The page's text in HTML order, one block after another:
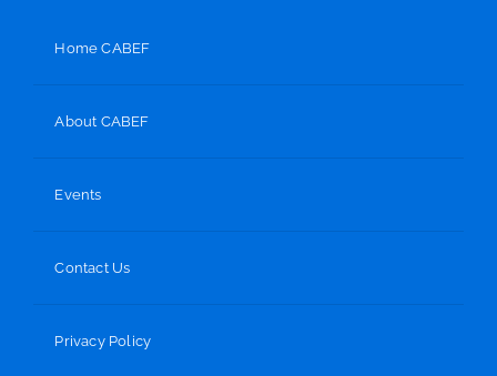
Home CABEF
About CABEF
Events
Contact Us
Privacy Policy